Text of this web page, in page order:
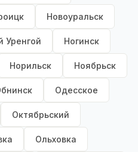
Новоуральск
Уренгой Ногинск
Норильск Ноябрьск
Одесское
Октябрьский
Ольховка